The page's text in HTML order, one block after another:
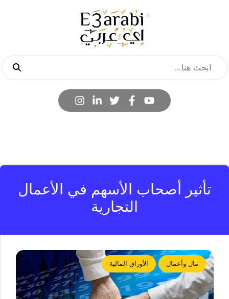
تأثير أصحاب الأسهم في الأعمال
التجارية
مال وأعمال الأوراق المالية